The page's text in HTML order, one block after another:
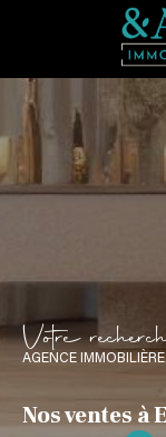
Votre recherc
AGENCE
Nos ventes à